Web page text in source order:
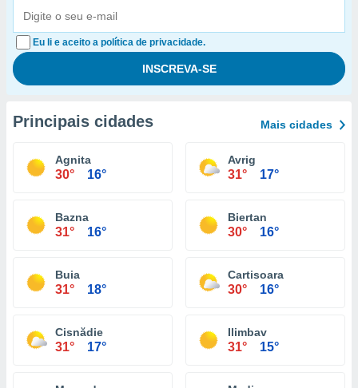
Eu li e aceito a política de privacidade.
Principais cidades Mais cidades
Agnita
30° 16°
Avrig
31° 17°
Bazna
31° 16°
Biertan
30° 16°
Buia
31° 18°
Cartisoara
30° 16°
Cisnădie
31° 17°
Ilimbav
31° 15°